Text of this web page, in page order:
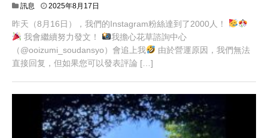
訊息 2025年8月17日
昨天（8月16日），我們的Instagram粉絲達到了2000人！
我會繼續努力發文！
我擔心花草諮詢中心
（@ooizumi_soudansyo）會追上我
由於營運原因，我們無法
直接回复，但如果您可以發表評論 […]